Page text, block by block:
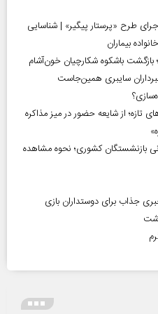
اجرای طرح «پرستار پیگیر» | شناسایی
سایبری همین‌جاست
از شایعه حضور در میز مذاکره
۷۵ میلیون تومانی بازنشستگان کشوری؛ نحوه مشاهده